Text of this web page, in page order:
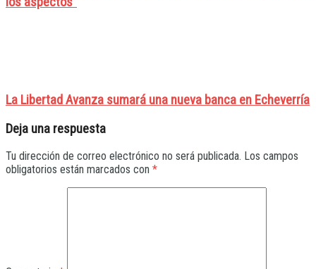
La Libertad Avanza sumará una nueva banca en Echeverría
Deja una respuesta
Tu dirección de correo electrónico no será publicada. Los campos
obligatorios están marcados con *